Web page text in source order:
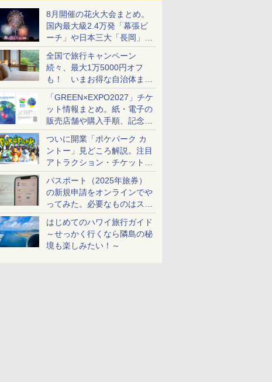
8月開催の花火大会まとめ。
国内最大級2.4万発「幕張ビ
ーチ」や日本三大「長岡」な
ど大型イベント目白押し！
全国で旅行キャンペーン
続々、最大1万5000円オフ
も！ いまお得な自治体まと
め
「GREEN×EXPO2027」チケ
ット情報まとめ。紙・電子の
販売店舗や購入手順、記念チ
ケットも解説
ついに開業「ポケパーク カ
ントー」見どころ解説。注目
アトラクション・チケット手
配・来場前に必要な準備は？
パスポート（2025年旅券）
の新規申請をオンラインでや
ってみた。必要なものはスマ
ホとマイナカードのみ
はじめてのハワイ旅行ガイド
～せっかく行くなら隣島の秘
境も楽しみたい！～